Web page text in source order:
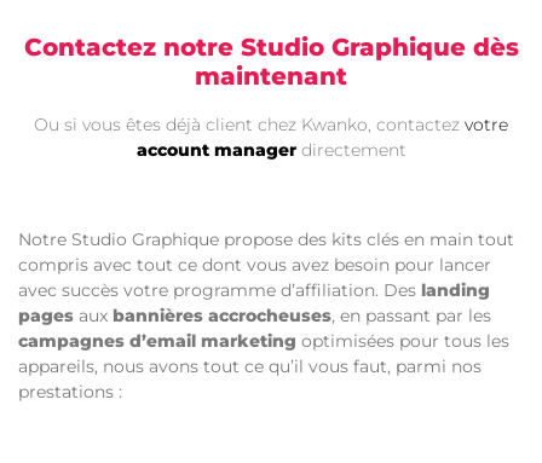
Contactez notre Studio Graphique dès
maintenant
Ou si vous êtes déjà client chez Kwanko, contactez votre
account managerdirectement
Notre Studio Graphique propose des kits clés en main tout
compris avec tout ce dont vous avez besoin pour lancer
avec succès votre programme d’affiliation. Des landing
pages aux bannières accrocheuses, en passant par les
campagnes d’email marketing optimisées pour tous les
appareils, nous avons tout ce qu’il vous faut, parmi nos
prestations :